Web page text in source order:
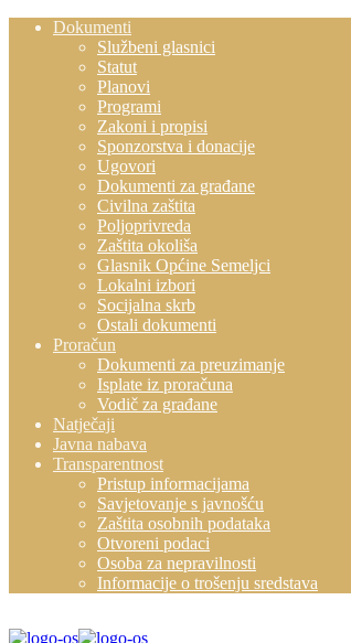
Dokumenti
Službeni glasnici
Statut
Planovi
Programi
Zakoni i propisi
Sponzorstva i donacije
Ugovori
Dokumenti za građane
Civilna zaštita
Poljoprivreda
Zaštita okoliša
Glasnik Općine Semeljci
Lokalni izbori
Socijalna skrb
Ostali dokumenti
Proračun
Dokumenti za preuzimanje
Isplate iz proračuna
Vodič za građane
Natječaji
Javna nabava
Transparentnost
Pristup informacijama
Savjetovanje s javnošću
Zaštita osobnih podataka
Otvoreni podaci
Osoba za nepravilnosti
Informacije o trošenju sredstava